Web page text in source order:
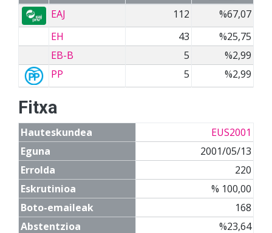
EAJ
112
%67,07
EH
43
%25,75
EB-B
5
%2,99
PP
5 %2,99
Fitxa
Hauteskundea
EUS2001
Eguna
2001/05/13
Errolda
220
Eskrutinioa
% 100,00
Boto-emaileak
168
Abstentzioa
%23,64